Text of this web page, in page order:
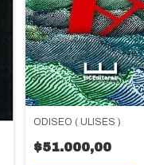
ODISEO ( ULISES )
$51.000,00